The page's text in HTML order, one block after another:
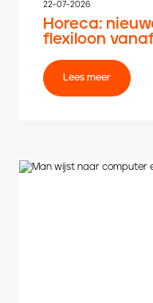
22-07-2026
Horeca:
flexiloon
Lees meer